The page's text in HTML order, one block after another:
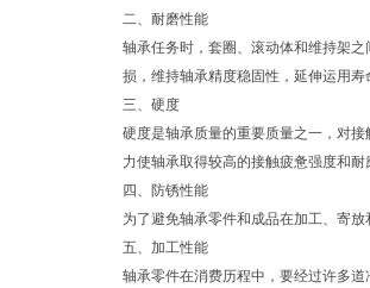
二、耐磨性能
轴承任务时，套圈、滚动体和维持架
损，维持轴承精度稳固性，延伸运用
三、硬度
硬度是轴承质量的重要质量之一，对
力使轴承取得较高的接触疲惫强度和耐
四、防锈性能
为了避免轴承零件和成品在加工、寄
五、加工性能
轴承零件在消费历程中，要经过许多